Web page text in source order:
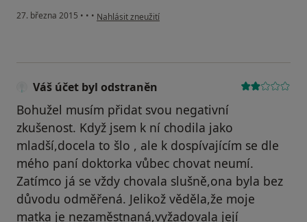
27. března 2015 • • • podle názoru uživatele Váš účet byl odstraněn
Nahlásit zneužití
Váš účet byl odstraněn
Bohužel musím přidat svou negativní
zkušenost. Když jsem k ní chodila jako
mladší,docela to šlo , ale k dospívajícím se dle
mého paní doktorka vůbec chovat neumí.
Zatímco já se vždy chovala slušně,ona byla bez
důvodu odměřená. Jelikož věděla,že moje
matka je nezaměstnaná,vyžadovala její